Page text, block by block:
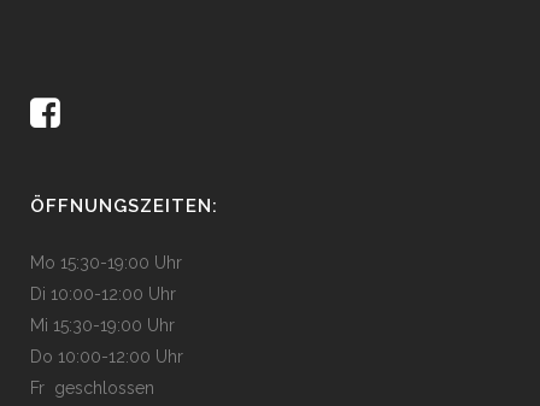
ÖFFNUNGSZEITEN:
Mo 15:30-19:00 Uhr
Di 10:00-12:00 Uhr
Mi 15:30-19:00 Uhr
Do 10:00-12:00 Uhr
Fr geschlossen